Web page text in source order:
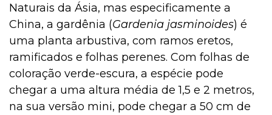
Naturais da Ásia, mas especificamente a
China, a gardênia (Gardenia jasminoides) é
uma planta arbustiva, com ramos eretos,
ramificados e folhas perenes. Com folhas de
coloração verde-escura, a espécie pode
chegar a uma altura média de 1,5 e 2 metros,
na sua versão mini, pode chegar a 50 cm de